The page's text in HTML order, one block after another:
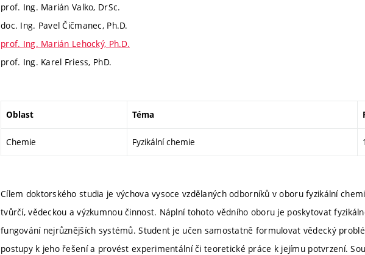
prof. Ing. Marián Valko, DrSc.
doc. Ing. Pavel Čičmanec, Ph.D.
prof. Ing. Marián Lehocký, Ph.D.
prof. Ing. Karel Friess, PhD.
Oblast Téma
Chemie Fyzikální chemie
Cílem doktorského studia je výchova vysoce vzdělaných odborníků v oboru fyzikální
tvůrčí, vědeckou a výzkumnou činnost. Náplní tohoto vědního oboru je poskytovat
fungování nejrůznějších systémů. Student je učen samostatně formulovat vědecký
postupy k jeho řešení a provést experimentální či teoretické práce k jejímu potvrzení.